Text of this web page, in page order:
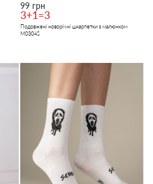
99 грн
3+1=3
Подовжені новорічні шкарпетки з малюнком
M0304S